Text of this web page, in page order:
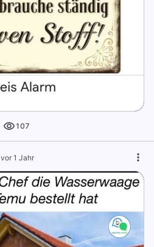
107
vor 1 Jahr